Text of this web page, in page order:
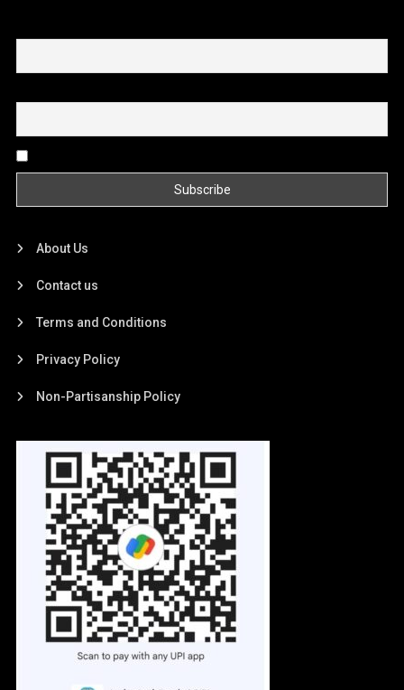
About Us
Contact us
Terms and Conditions
Privacy Policy
Non-Partisanship Policy